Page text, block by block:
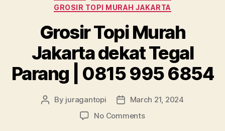
GROSIR TOPI MURAH JAKARTA
Grosir Topi Murah
Jakarta dekat Tegal
Parang | 0815 995 6854
Post
By juragantopi
PostMarch 21, 2024
No Commentson